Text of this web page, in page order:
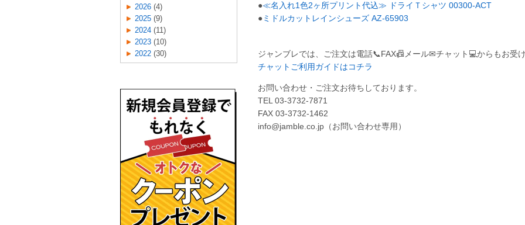
●≪名入れ1色2ヶ所プリント代込≫ ドライＴシャツ 00300-ACT
●ミドルカットレインシューズ AZ-65903
ジャンブレでは、ご注文は電話📞FAX📠メール✉チャット💻からもお受
チャットご利用ガイドはコチラ
お問い合わせ・ご注文お待ちしております。
TEL 03-3732-7871
FAX 03-3732-1462
info@jamble.co.jp（お問い合わせ専用）
2026 (4)
2025 (9)
2024 (11)
2023 (10)
2022 (30)